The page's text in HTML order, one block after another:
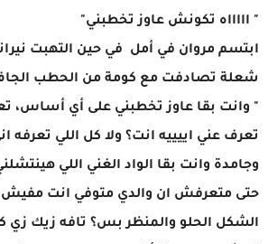
" اااااه تكونش عاوز تخطبني"
ابتسم مروان في أمل في حين التهبت
شعلة تصادفت مع كومة من الحطب
" وانت بقا عاوز تخطبني على أي أساس،
تعرف عني اييييه انت؟ ولا كل اللي تعرفه
وجامدة وانت بقا الواد الغني اللي
حتى متعرفش ان والدي متوفي انت مفيش
الشكل الحلو والمنظر بس؟ تافه زيك زي